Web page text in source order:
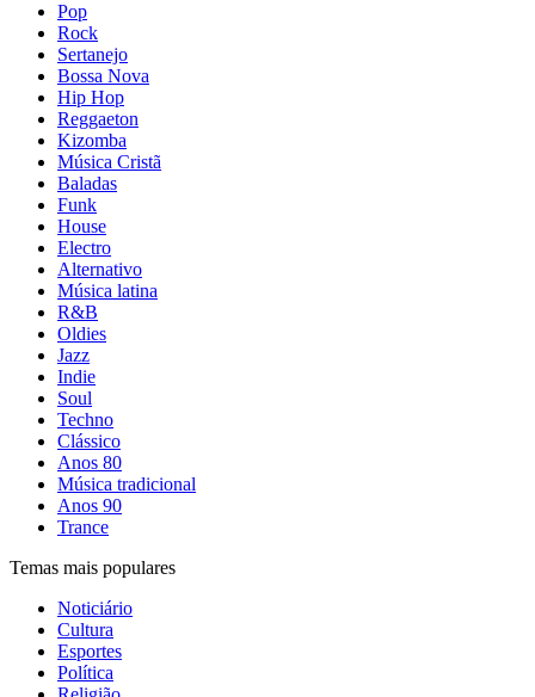
Pop
Rock
Sertanejo
Bossa Nova
Hip Hop
Reggaeton
Kizomba
Música Cristã
Baladas
Funk
House
Electro
Alternativo
Música latina
R&B
Oldies
Jazz
Indie
Soul
Techno
Clássico
Anos 80
Música tradicional
Anos 90
Trance
Temas mais populares
Noticiário
Cultura
Esportes
Política